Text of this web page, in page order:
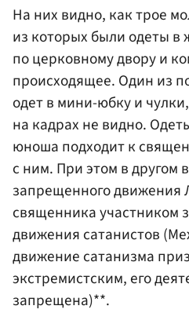
На них видно, как трое
из которых были одеты в
по церковному двору и
происходящее. Один из
одет в мини-юбку и
на кадрах не видно.
юноша подходит к
с ним. При этом в другом
запрещенного движения
священника участником
движения сатанистов
движение сатанизма
экстремистским, его
запрещена)**.